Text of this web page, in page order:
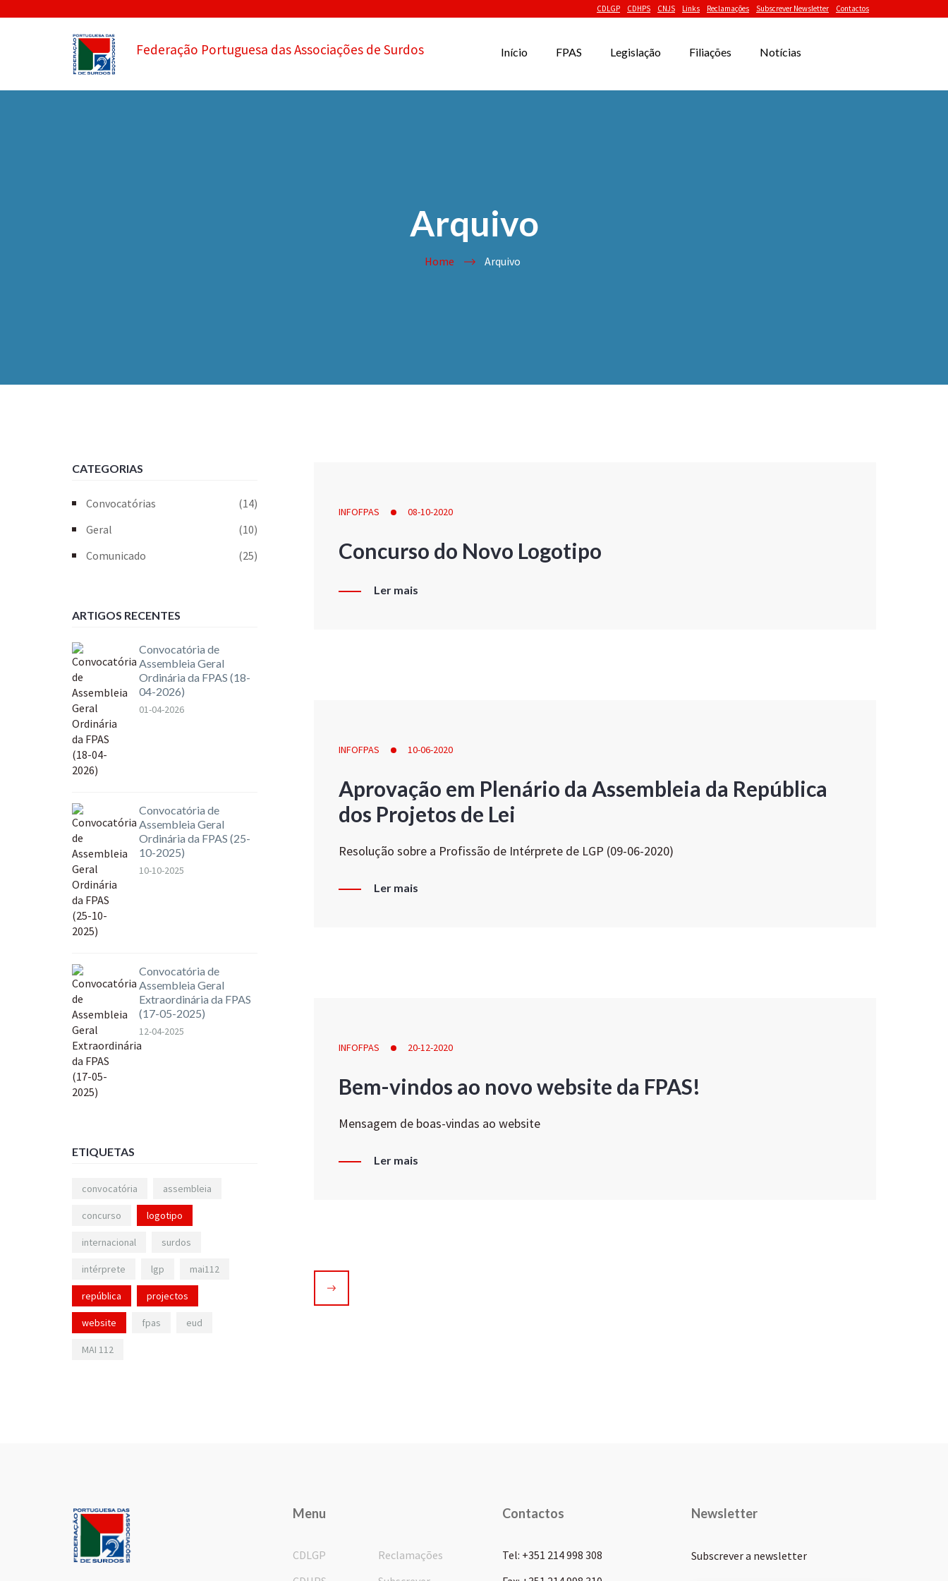
CDLGP CDHPS CNJS Links Reclamações Subscrever Newsletter Contactos
Federação Portuguesa das Associações de Surdos Início FPAS Legislação Filiações Notícias
Arquivo
Home Arquivo
INFOFPAS 08-10-2020
Concurso do Novo Logotipo
Ler mais
INFOFPAS 10-06-2020
Aprovação em Plenário da Assembleia da República
dos Projetos de Lei
Resolução sobre a Profissão de Intérprete de LGP (09-06-2020)
Ler mais
INFOFPAS 20-12-2020
Bem-vindos ao novo website da FPAS!
Mensagem de boas-vindas ao website
Ler mais
CATEGORIAS
Convocatórias
(14)
Geral
(10)
Comunicado
(25)
ARTIGOS RECENTES
Convocatória de
Assembleia Geral
Ordinária da FPAS (18-
04-2026)
01-04-2026
Convocatória de
Assembleia Geral
Ordinária da FPAS (25-
10-2025)
10-10-2025
Convocatória de
Assembleia Geral
Extraordinária da FPAS
(17-05-2025)
12-04-2025
ETIQUETAS
convocatória assembleia
concurso logotipo
internacional surdos
intérprete lgp mai112
república projectos
website fpas eud
MAI 112
Menu
CDLGP
Reclamações
Contactos
Tel: +351 214 998 308
Newsletter
Subscrever a newsletter